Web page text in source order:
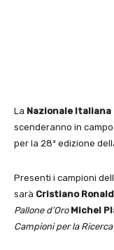
La Nazionale
scenderanno in campo
per la 28ª edizione
Presenti i campioni
sarà Cristiano
Pallone d’Oro Michel
Campioni per la Ricerca